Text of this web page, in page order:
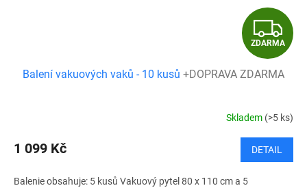
Z
D
A
R
M
A
ZDARMA
Balení vakuových vaků - 10 kusů +DOPRAVA ZDARMA
Skladem (>5 ks)
1 099 Kč DETAIL
Balenie obsahuje: 5 kusů Vakuový pytel 80 x 110 cm a 5